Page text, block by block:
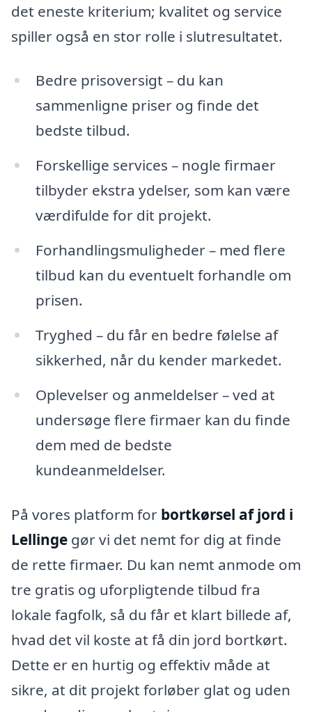
det eneste kriterium; kvalitet og service
spiller også en stor rolle i slutresultatet.
Bedre prisoversigt – du kan
sammenligne priser og finde det
bedste tilbud.
Forskellige services – nogle firmaer
tilbyder ekstra ydelser, som kan være
værdifulde for dit projekt.
Forhandlingsmuligheder – med flere
tilbud kan du eventuelt forhandle om
prisen.
Tryghed – du får en bedre følelse af
sikkerhed, når du kender markedet.
Oplevelser og anmeldelser – ved at
undersøge flere firmaer kan du finde
dem med de bedste
kundeanmeldelser.
På vores platform for bortkørsel af jord i
Lellinge gør vi det nemt for dig at finde
de rette firmaer. Du kan nemt anmode om
tre gratis og uforpligtende tilbud fra
lokale fagfolk, så du får et klart billede af,
hvad det vil koste at få din jord bortkørt.
Dette er en hurtig og effektiv måde at
sikre, at dit projekt forløber glat og uden